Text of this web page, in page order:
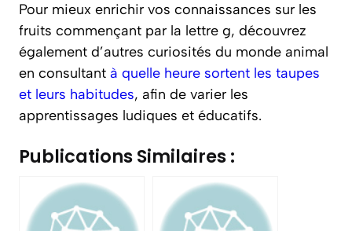
Pour mieux enrichir vos connaissances sur les
fruits commençant par la lettre g, découvrez
également d’autres curiosités du monde animal
en consultant à quelle heure sortent les taupes
et leurs habitudes, afin de varier les
apprentissages ludiques et éducatifs.
Publications Similaires :